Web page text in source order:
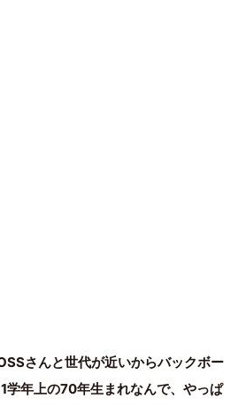
さんと世代が近いからバックボー
学年上の70年生まれなんで、やっぱ